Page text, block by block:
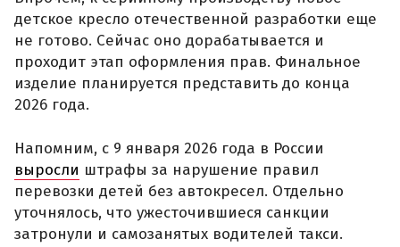
детское кресло отечественной разработки еще
не готово. Сейчас оно дорабатывается и
проходит этап оформления прав. Финальное
изделие планируется представить до конца
2026 года.
Напомним, с 9 января 2026 года в России
выросли штрафы за нарушение правил
перевозки детей без автокресел. Отдельно
уточнялось, что ужесточившиеся санкции
затронули и самозанятых водителей такси.